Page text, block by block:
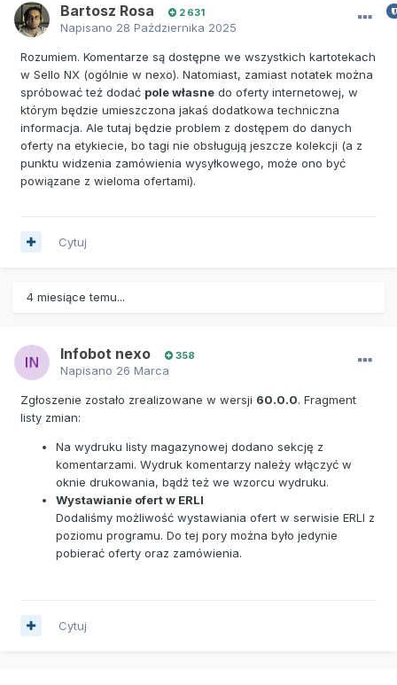
Bartosz Rosa 2 631
Napisano 28 Października 2025
Rozumiem. Komentarze są dostępne we wszystkich kartotekach
w Sello NX (ogólnie w nexo). Natomiast, zamiast notatek można
spróbować też dodać pole własne do oferty internetowej, w
którym będzie umieszczona jakaś dodatkowa techniczna
informacja. Ale tutaj będzie problem z dostępem do danych
oferty na etykiecie, bo tagi nie obsługują jeszcze kolekcji (a z
punktu widzenia zamówienia wysyłkowego, może ono być
powiązane z wieloma ofertami).
Cytuj
4 miesiące temu...
Infobot nexo 358
Napisano 26 Marca
Zgłoszenie zostało zrealizowane w wersji 60.0.0. Fragment
listy zmian:
Na wydruku listy magazynowej dodano sekcję z
komentarzami. Wydruk komentarzy należy włączyć w
oknie drukowania, bądź też we wzorcu wydruku.
Wystawianie ofert w ERLI
Dodaliśmy możliwość wystawiania ofert w serwisie ERLI z
poziomu programu. Do tej pory można było jedynie
pobierać oferty oraz zamówienia.
Cytuj